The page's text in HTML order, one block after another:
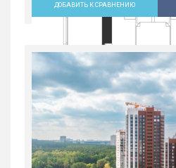
ДОБАВИТЬ К СРАВНЕНИЮ